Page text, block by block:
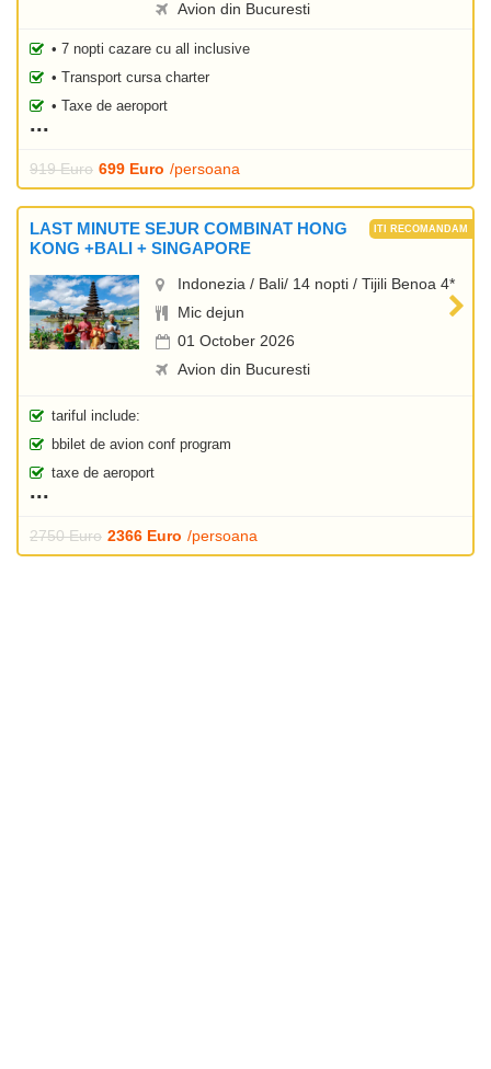
Avion din Bucuresti
• 7 nopti cazare cu all inclusive
• Transport cursa charter
• Taxe de aeroport
919 Euro 699 Euro /persoana
LAST MINUTE SEJUR COMBINAT HONG
KONG +BALI + SINGAPORE
Indonezia / Bali/ 14 nopti / Tijili Benoa 4*
Mic dejun
01 October 2026
Avion din Bucuresti
tariful include:
bbilet de avion conf program
taxe de aeroport
2750 Euro 2366 Euro /persoana